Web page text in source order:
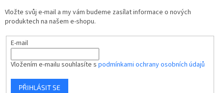
Vložte svůj e-mail a my vám budeme zasílat informace o nových
produktech na našem e-shopu.
E-mail
Vložením e-mailu souhlasíte s podmínkami ochrany osobních údajů
PŘIHLÁSIT SE